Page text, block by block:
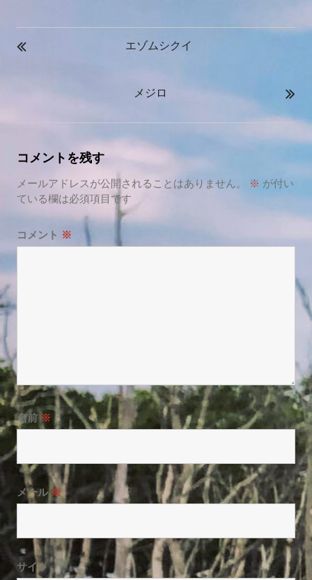
投
稿
ョ
エゾムシクイ
メジロ
コメントを残す
メールアドレスが公開されることはありません。 ※ が付い
ている欄は必須項目です
コメント ※
名前 ※
メール※
サイト